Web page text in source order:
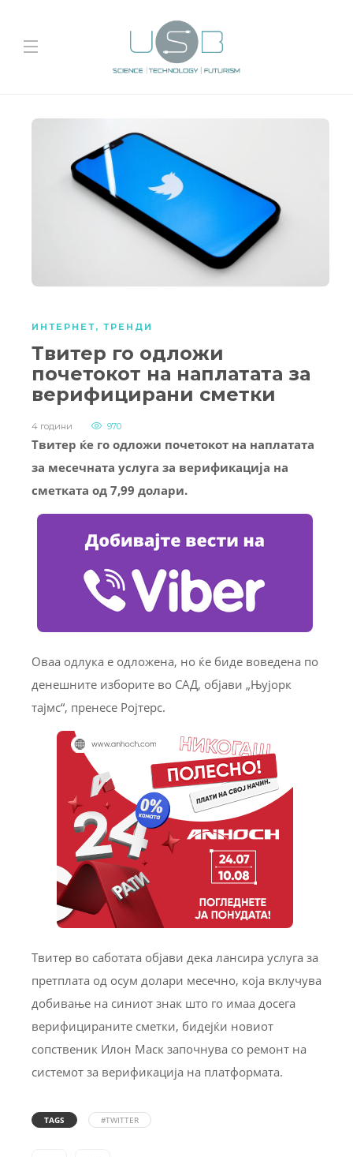
ИНТЕРНЕТ, ТРЕНДИ
Твитер го одложи
почетокот на наплатата за
верифицирани сметки
4 години 970
Твитер ќе го одложи почетокот на наплатата
за месечната услуга за верификација на
сметката од 7,99 долари.
Оваа одлука е одложена, но ќе биде воведена по
денешните изборите во САД, објави „Њујорк
тајмс“, пренесе Ројтерс.
Твитер во саботата објави дека лансира услуга за
претплата од осум долари месечно, која вклучува
добивање на синиот знак што го имаа досега
верифицираните сметки, бидејќи новиот
сопственик Илон Маск започнува со ремонт на
системот за верификација на платформата.
TAGS #TWITTER